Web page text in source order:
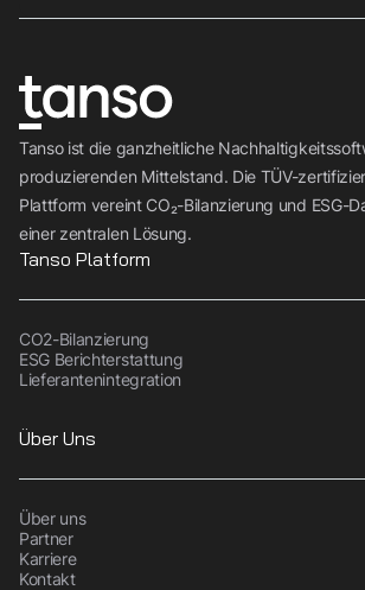
Tanso ist die ganzheitliche
produzierenden Mittelstand. Die TÜV-
Plattform vereint CO₂-Bilanzierung und ESG-
einer zentralen Lösung.
Tanso Platform
CO2-Bilanzierung
ESG Berichterstattung
Lieferantenintegration
Über Uns
Über uns
Partner
Karriere
Kontakt